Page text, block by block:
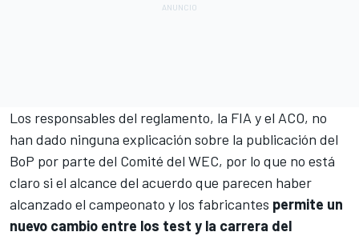
Los responsables del reglamento, la FIA y el ACO, no
han dado ninguna explicación sobre la publicación del
BoP por parte del Comité del WEC, por lo que no está
claro si el alcance del acuerdo que parecen haber
alcanzado el campeonato y los fabricantes permite un
nuevo cambio entre los test y la carrera del